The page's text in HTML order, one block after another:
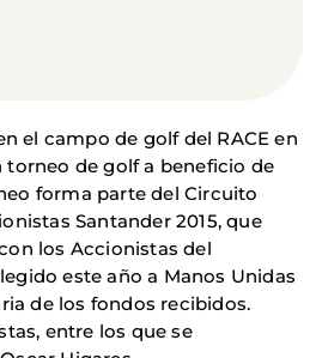
el campo de golf del RACE en
torneo de golf a beneficio de
forma parte del Circuito
Santander 2015, que
los Accionistas del
este año a Manos Unidas
de los fondos recibidos.
entre los que se